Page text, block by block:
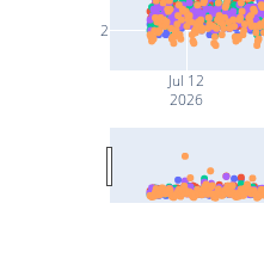
Jul 12
2026
2